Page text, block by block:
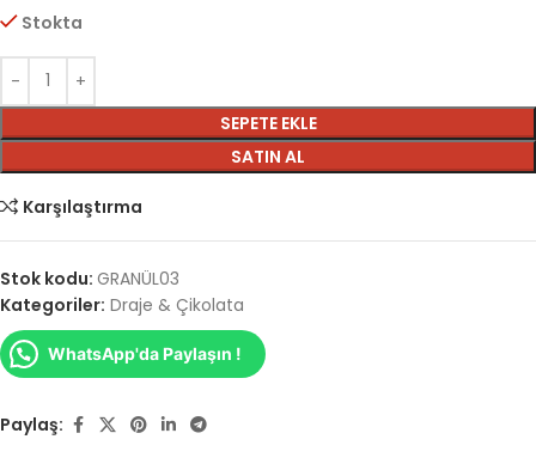
Stokta
SEPETE EKLE
SATIN AL
Karşılaştırma
Stok kodu: GRANÜL03
Kategoriler: Draje & Çikolata
WhatsApp'da Paylaşın !
Paylaş: